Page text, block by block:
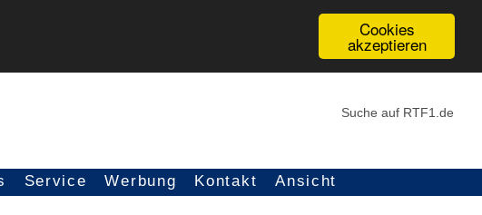
Cookies
akzeptieren
Service Werbung Kontakt Ansicht